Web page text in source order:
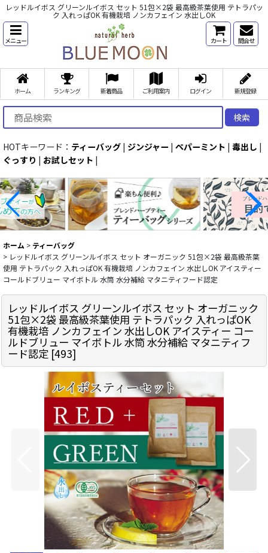
レッドルイボス グリーンルイボス セット 51包×2袋 最高級茶葉使用 テトラパッ
ク 入れっぱOK 有機栽培 ノンカフェイン 水出しOK
メニュー カート 問合せ
ホーム ランキング 新着商品 ご利用案内 ログイン 新規登録
検索
HOTキーワード： ティーバッグ | ジンジャー | ペパーミント | 毒出し |
ぐっすり | お試しセット |
ホーム > ティーバッグ
> レッドルイボス グリーンルイボス セット オーガニック 51包×2袋 最高級茶葉
使用 テトラパック 入れっぱOK 有機栽培 ノンカフェイン 水出しOK アイスティー
コールドブリュー マイボトル 水筒 水分補給 マタニティフード認定
レッドルイボス グリーンルイボス セット オーガニック
51包×2袋 最高級茶葉使用 テトラパック 入れっぱOK
有機栽培 ノンカフェイン 水出しOK アイスティー コー
ルドブリュー マイボトル 水筒 水分補給 マタニティフ
ード認定 [493]